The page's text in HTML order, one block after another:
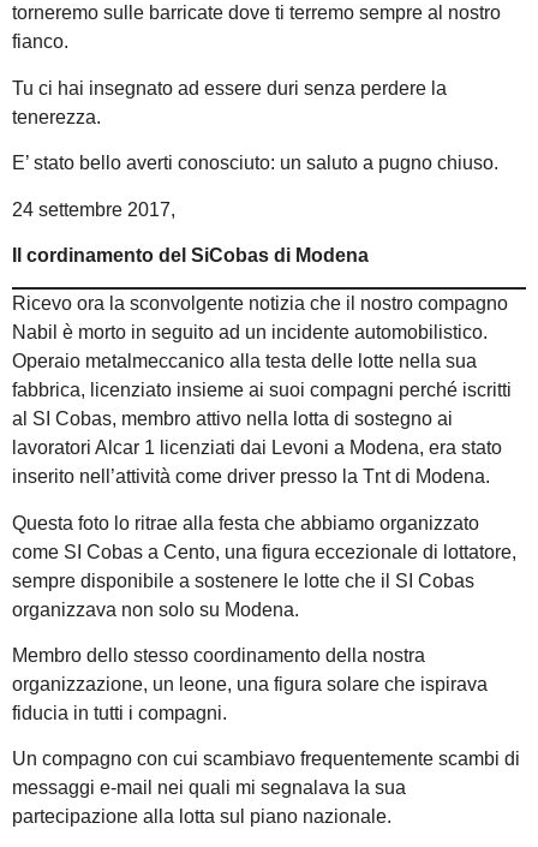
torneremo sulle barricate dove ti terremo sempre al nostro
fianco.
Tu ci hai insegnato ad essere duri senza perdere la
tenerezza.
E’ stato bello averti conosciuto: un saluto a pugno chiuso.
24 settembre 2017,
Il cordinamento del SiCobas di Modena
Ricevo ora la sconvolgente notizia che il nostro compagno
Nabil è morto in seguito ad un incidente automobilistico.
Operaio metalmeccanico alla testa delle lotte nella sua
fabbrica, licenziato insieme ai suoi compagni perché iscritti
al SI Cobas, membro attivo nella lotta di sostegno ai
lavoratori Alcar 1 licenziati dai Levoni a Modena, era stato
inserito nell’attività come driver presso la Tnt di Modena.
Questa foto lo ritrae alla festa che abbiamo organizzato
come SI Cobas a Cento, una figura eccezionale di lottatore,
sempre disponibile a sostenere le lotte che il SI Cobas
organizzava non solo su Modena.
Membro dello stesso coordinamento della nostra
organizzazione, un leone, una figura solare che ispirava
fiducia in tutti i compagni.
Un compagno con cui scambiavo frequentemente scambi di
messaggi e-mail nei quali mi segnalava la sua
partecipazione alla lotta sul piano nazionale.